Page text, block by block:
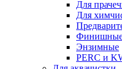
Для
Для
Энзимные
PERC и